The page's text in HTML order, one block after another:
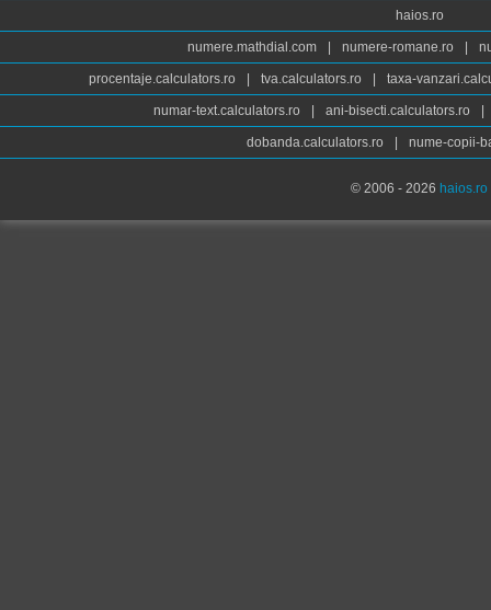
haios.ro
numere.mathdial.com numere-romane.ro
procentaje.calculators.ro tva.calculators.ro taxa-
numar-text.calculators.ro ani-bisecti.calculators.ro
dobanda.calculators.ro nume-copii-
© 2006 - 2026 haios.ro